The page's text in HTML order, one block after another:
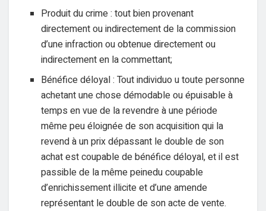
Produit du crime : tout bien provenant
directement ou indirectement de la commission
d’une infraction ou obtenue directement ou
indirectement en la commettant;
Bénéfice déloyal : Tout individuo u toute personne
achetant une chose démodable ou épuisable à
temps en vue de la revendre à une période
même peu éloignée de son acquisition qui la
revend à un prix dépassant le double de son
achat est coupable de bénéfice déloyal, et il est
passible de la même peinedu coupable
d’enrichissement illicite et d’une amende
représentant le double de son acte de vente.